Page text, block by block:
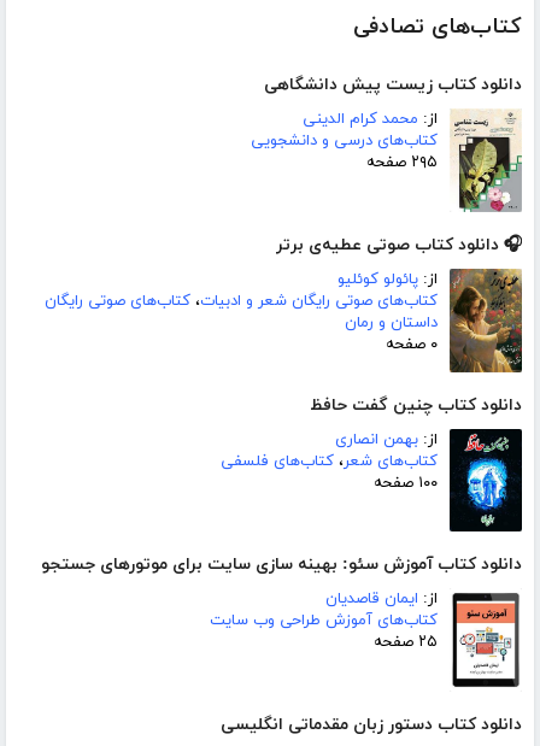
کتاب‌های تصادفی
دانلود کتاب زیست پیش دانشگاهی
از: محمد کرام الدینی
کتاب‌های درسی و دانشجویی
۲۹۵ صفحه
🎧 دانلود کتاب صوتی عطیه‌ی برتر
از: پائولو کوئلیو
کتاب‌های صوتی رایگان شعر و ادبیات، کتاب‌های صوتی رایگان
داستان و رمان
۰ صفحه
دانلود کتاب چنین گفت حافظ
از: بهمن انصاری
کتاب‌های شعر، کتاب‌های فلسفی
۱۰۰ صفحه
دانلود کتاب آموزش سئو: بهینه سازی سایت برای موتورهای جستجو
از: ایمان قاصدیان
کتاب‌های آموزش طراحی وب سایت
۲۵ صفحه
دانلود کتاب دستور زبان مقدماتی انگلیسی